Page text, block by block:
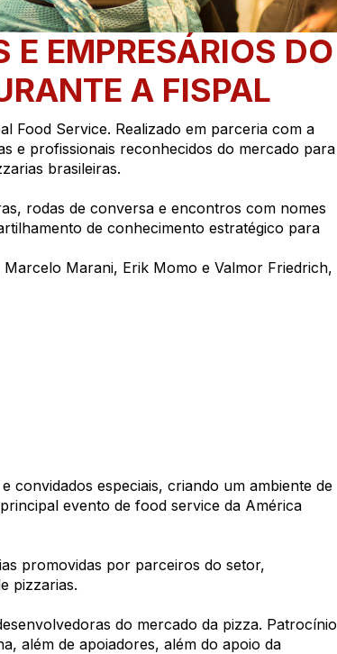
E EMPRESÁRIOS DO
A FISPAL
Food Service. Realizado em parceria com a
e profissionais reconhecidos do mercado para
brasileiras.
rodas de conversa e encontros com nomes
de conhecimento estratégico para
Marani, Erik Momo e Valmor Friedrich,
convidados especiais, criando um ambiente de
evento de food service da América
promovidas por parceiros do setor,
pizzarias.
do mercado da pizza. Patrocínio
além de apoiadores, além do apoio da